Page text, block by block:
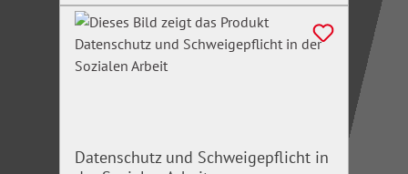
Datenschutz und Schweigepflicht in